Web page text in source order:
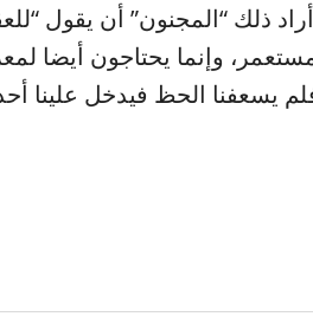
ذلك “المجنون” أن يقول
وإنما يحتاجون أيضا
يسعفنا الحظ فيدخل علينا